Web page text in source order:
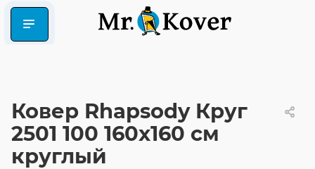
Ковер Rhapsody Круг
2501 100 160x160 см
круглый